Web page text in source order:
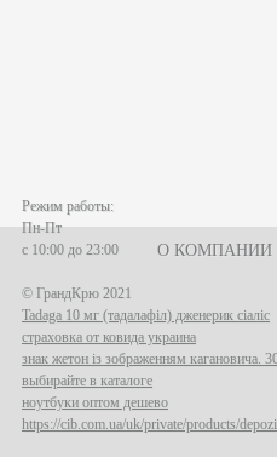
О КОМПАНИИ
Режим работы:
Пн-Пт
с 10:00 до 23:00
© ГрандКрю 2021
Tadaga 10 мг (тадалафіл) дженерик сіаліс
страховка от ковида украина
знак жетон із зображенням кагановича.
выбирайте в каталоге
ноутбуки оптом дешево
https://cib.com.ua/uk/private/products/